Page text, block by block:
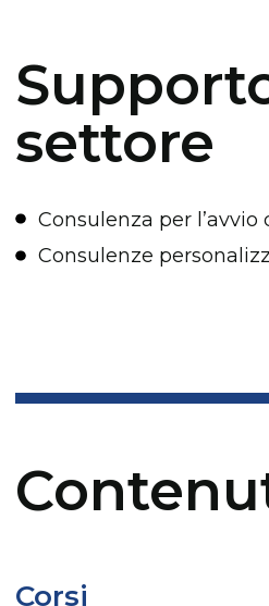
settore
Consulenza per
Consulenze
Corsi